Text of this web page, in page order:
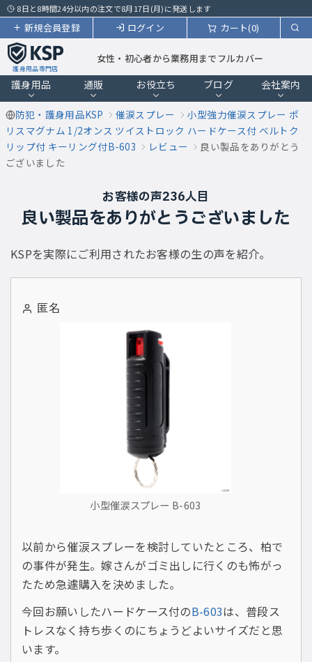
8日と8時間24分以内の注文で8月17日(月)に発送します
カート(0)
ログイン
新規会員登録
護身用品専門店
女性・初心者から業務用までフルカバー
護身用品 通販 お役立ち ブログ 会社案内
防犯・護身用品KSP 催涙スプレー
小型強力催涙スプレー ポ
リスマグナム 1/2オンス ツイストロック ハードケース付 ベルトク
リップ付 キーリング付B-603
レビュー
良い製品をありがとう
ございました
お客様の声236人目
良い製品をありがとうございました
KSPを実際にご利用されたお客様の生の声を紹介。
匿名
小型催涙スプレー B-603
以前から催涙スプレーを検討していたところ、柏で
の事件が発生。嫁さんがゴミ出しに行くのも怖がっ
たため急遽購入を決めました。
今回お願いしたハードケース付のB-603は、普段ス
トレスなく持ち歩くのにちょうどよいサイズだと思
います。